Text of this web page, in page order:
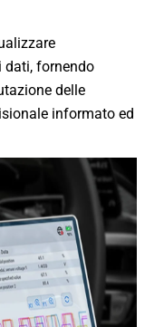
dati, fornendo
delle
informato ed